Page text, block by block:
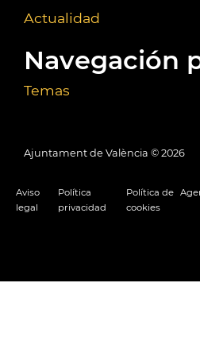
Actualidad
Navegación
Temas
Ajuntament de València © 2026
Aviso
legal
Política
privacidad
Política de
cookies